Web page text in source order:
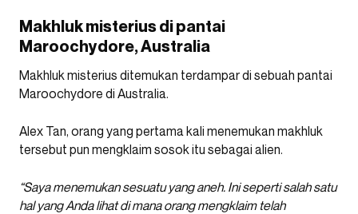
Makhluk misterius di pantai
Maroochydore, Australia
Makhluk misterius ditemukan terdampar di sebuah pantai
Maroochydore di Australia.
Alex Tan, orang yang pertama kali menemukan makhluk
tersebut pun mengklaim sosok itu sebagai alien.
“Saya menemukan sesuatu yang aneh. Ini seperti salah satu
hal yang Anda lihat di mana orang mengklaim telah